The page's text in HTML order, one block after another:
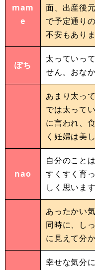
mam
e
面、出産後
で予定通り
不安もあり
ぽち
太っていっ
せん。おな
あまり太っ
では太って
に言われ、
く妊婦は美
nao
自分のこと
すくすく育
しく思います
あったかい
同時に、し
に見えて分
幸せな気分